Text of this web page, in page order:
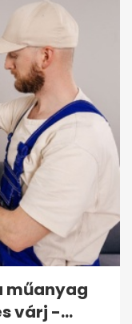
műanyag
várj -...